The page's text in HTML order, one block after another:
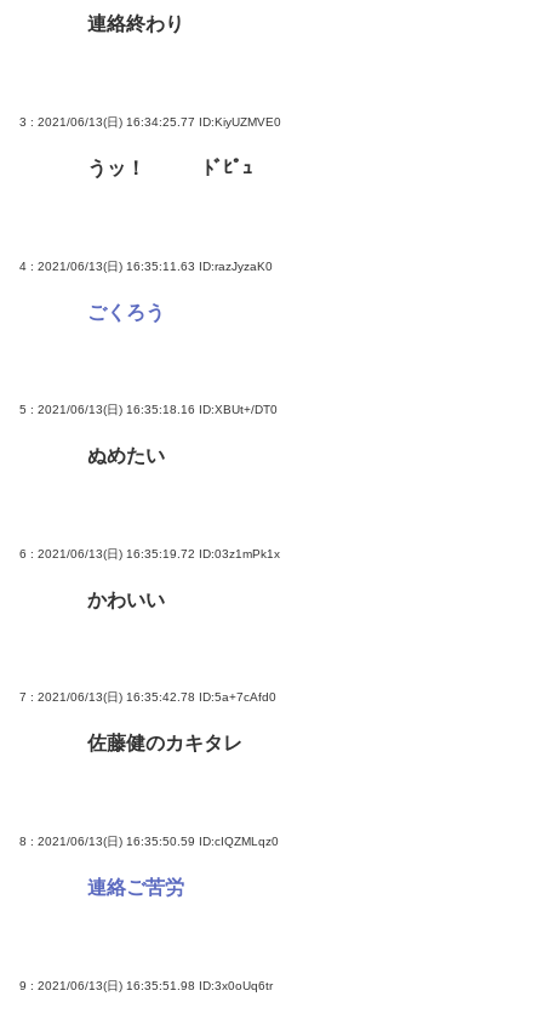
連絡終わり
3 : 2021/06/13(日) 16:34:25.77 ID:KiyUZMVE0
うッ！ ﾄﾞﾋﾟｭ
4 : 2021/06/13(日) 16:35:11.63 ID:razJyzaK0
ごくろう
5 : 2021/06/13(日) 16:35:18.16 ID:XBUt+/DT0
ぬめたい
6 : 2021/06/13(日) 16:35:19.72 ID:03z1mPk1x
かわいい
7 : 2021/06/13(日) 16:35:42.78 ID:5a+7cAfd0
佐藤健のカキタレ
8 : 2021/06/13(日) 16:35:50.59 ID:cIQZMLqz0
連絡ご苦労
9 : 2021/06/13(日) 16:35:51.98 ID:3x0oUq6tr